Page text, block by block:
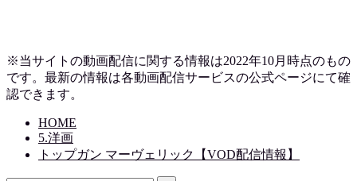
※当サイトの動画配信に関する情報は2022年10月時点のもの
です。最新の情報は各動画配信サービスの公式ページにて確
認できます。
HOME
5.洋画
トップガン マーヴェリック【VOD配信情報】